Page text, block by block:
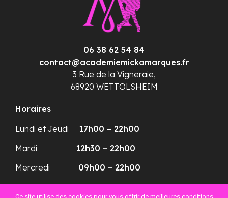
06 38 62 54 84
contact@academiemickamarques.fr
3 Rue de la Vigneraie,
68920 WETTOLSHEIM
Horaires
Lundi et Jeudi 17h00 – 22h00
Mardi 12h30 – 22h00
Mercredi 09h00 – 22h00